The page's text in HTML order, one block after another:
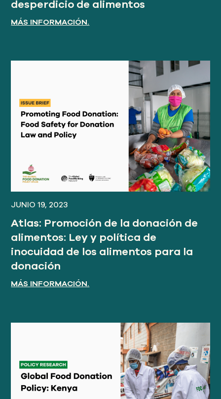
desperdicio de alimentos
MÁS INFORMACIÓN.
JUNIO 19, 2023
Atlas: Promoción de la donación de
alimentos: Ley y política de
inocuidad de los alimentos para la
donación
MÁS INFORMACIÓN.